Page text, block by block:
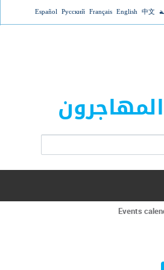
Jump to 中文
English
Français
Русский
Español
Events